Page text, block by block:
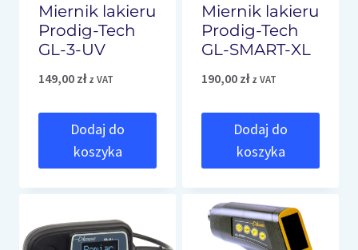
Miernik lakieru
Prodig-Tech
GL-3-UV
149,00 zł z VAT
Dodaj do
koszyka
Miernik lakieru
Prodig-Tech
GL-SMART-XL
190,00 zł z VAT
Dodaj do
koszyka